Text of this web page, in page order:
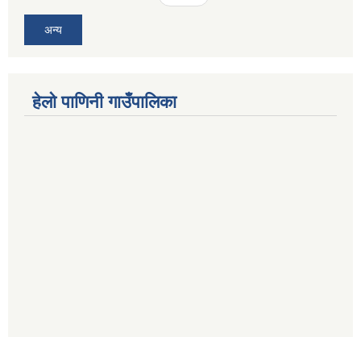
अन्य
हेलो पाणिनी गाउँपालिका